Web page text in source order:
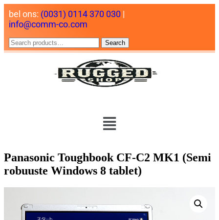
bel ons: (0031) 0114 370 030 |
info@comm-co.com
Search
Panasonic Toughbook CF-C2 MK1 (Semi
robuuste Windows 8 tablet)